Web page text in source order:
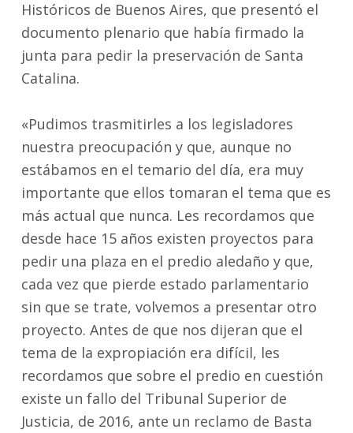
Históricos de Buenos Aires, que presentó el
documento plenario que había firmado la
junta para pedir la preservación de Santa
Catalina.
«Pudimos trasmitirles a los legisladores
nuestra preocupación y que, aunque no
estábamos en el temario del día, era muy
importante que ellos tomaran el tema que es
más actual que nunca. Les recordamos que
desde hace 15 años existen proyectos para
pedir una plaza en el predio aledaño y que,
cada vez que pierde estado parlamentario
sin que se trate, volvemos a presentar otro
proyecto. Antes de que nos dijeran que el
tema de la expropiación era difícil, les
recordamos que sobre el predio en cuestión
existe un fallo del Tribunal Superior de
Justicia, de 2016, ante un reclamo de Basta